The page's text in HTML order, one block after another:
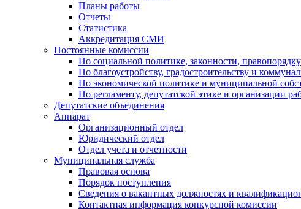
Планы работы
Отчеты
Статистика
Аккредитация СМИ
Постоянные комиссии
По социальной политике, законности, правопорядку
По благоустройству, градостроительству и
По экономической политике и муниципальной
По регламенту, депутатской этике и организации
Депутатские объединения
Аппарат
Организационный отдел
Юридический отдел
Отдел учета и отчетности
Муниципальная служба
Правовая основа
Порядок поступления
Сведения о вакантных должностях и
Контактная информация конкурсной комиссии